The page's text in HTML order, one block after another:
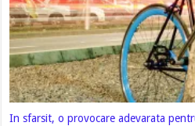
In sfarsit, o provocare adevarata